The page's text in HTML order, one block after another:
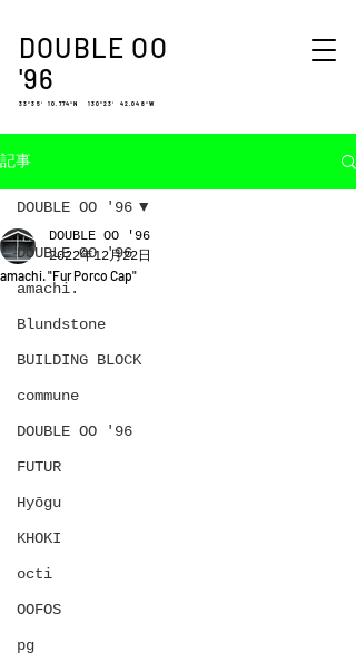
DOUBLE OO
'96
33°35′ 10.774″N 130°23′ 42.048″W
記事
DOUBLE OO '96
amachi.
Blundstone
BUILDING BLOCK
commune
DOUBLE OO '96
FUTUR
Hyōgu
KHOKI
octi
OOFOS
pg
DOUBLE OO '96
amachi. "Fur Porco Cap"
DOUBLE OO '96
2022年12月22日